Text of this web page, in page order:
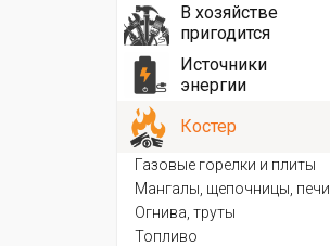
В хозяйстве
пригодится
Источники
энергии
Костер
Газовые горелки и плиты
Мангалы, щепочницы, печи
Огнива, труты
Топливо